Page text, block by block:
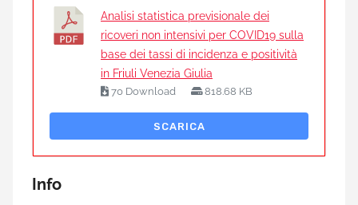
Analisi statistica previsionale dei
ricoveri non intensivi per COVID19 sulla
base dei tassi di incidenza e positività
in Friuli Venezia Giulia
70 Download 818.68 KB
SCARICA
Info